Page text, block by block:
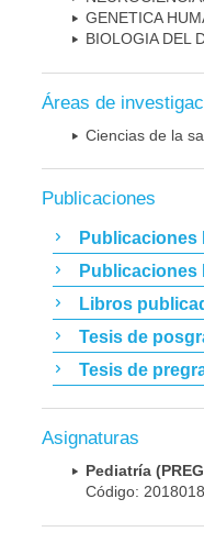
GENETICA
BIOLOGIA DEL
Áreas de
Ciencias de la
Publicaciones
Publicaciones
Publicaciones
Libros
Tesis de
Tesis de
Asignaturas
Pediatría
Código: